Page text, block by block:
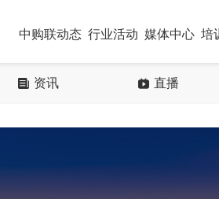
中购联动态 行业活动 媒体中心 培
资讯 直播